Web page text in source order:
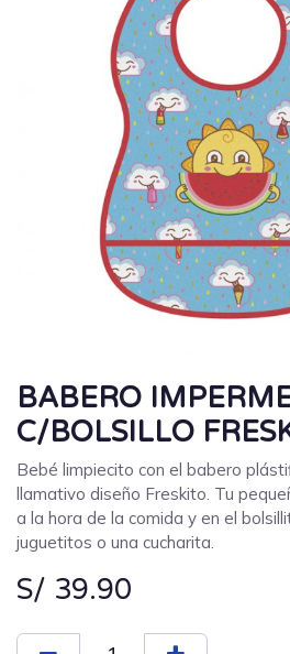
BABERO
C/BOLSILLO
Bebé limpiecito con el babero
llamativo diseño Freskito. Tu
a la hora de la comida y en el
juguetitos o una cucharita.
S/ 39.90